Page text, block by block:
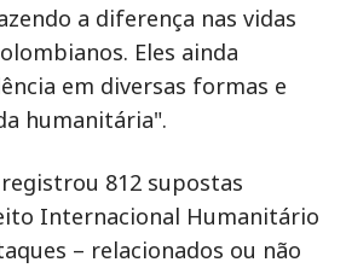
a diferença nas vidas
Eles ainda
em diversas formas e
humanitária".
registrou 812 supostas
Internacional Humanitário
– relacionados ou não